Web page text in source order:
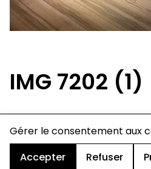
Gérer le consentement aux
Accepter
Refuser
IMG 7202 (1)
charte de confidentialité
mentions légales
cookies
design & développement :